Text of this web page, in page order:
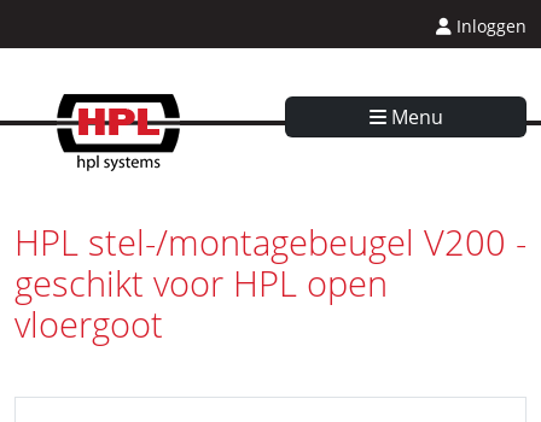
Inloggen
Menu
HPL stel-/montagebeugel V200 -
geschikt voor HPL open
vloergoot